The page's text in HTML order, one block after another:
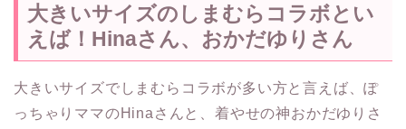
大きいサイズのしまむらコラボとい
えば！Hinaさん、おかだゆりさん
大きいサイズでしまむらコラボが多い方と言えば、ぽ
っちゃりママのHinaさんと、着やせの神おかだゆりさ